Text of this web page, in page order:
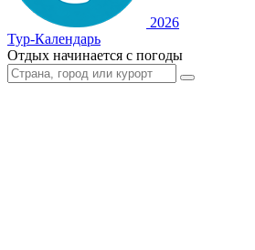
2026
Тур-Календарь
Отдых начинается с погоды